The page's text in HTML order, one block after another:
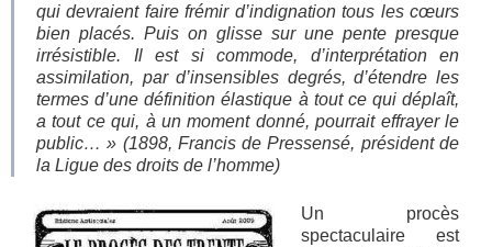
qui devraient faire frémir d’indignation tous les cœurs
bien placés. Puis on glisse sur une pente presque
irrésistible. Il est si commode, d’interprétation en
assimilation, par d’insensibles degrés, d’étendre les
termes d’une définition élastique à tout ce qui déplaît,
a tout ce qui, à un moment donné, pourrait effrayerle
public… » (1898, Francis de Pressensé, président de
la Ligue des droits de l’homme)
Un procès
spectaculaire est